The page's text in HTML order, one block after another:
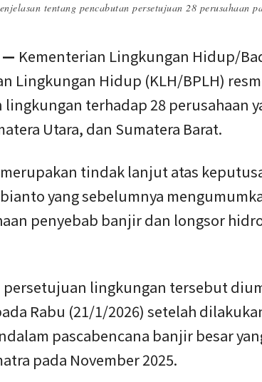
tentang pencabutan persetujuan 28 perusahaan
— Kementerian Lingkungan Hidup/
Lingkungan Hidup (KLH/BPLH)
terhadap 28 perusahaan
Utara, dan Sumatera Barat.
tindak lanjut atas
yang sebelumnya
penyebab banjir dan longsor
persetujuan lingkungan tersebut
Rabu (21/1/2026) setelah
pascabencana banjir besar
pada November 2025.